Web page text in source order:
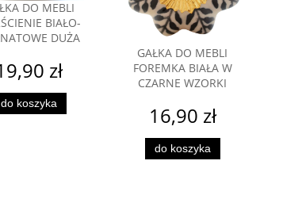
DO MEBLI
BIAŁO-
DUŻA
zł
do koszyka
GAŁKA DO MEBLI
FOREMKA BIAŁA W
CZARNE WZORKI
16,90 zł
do koszyka